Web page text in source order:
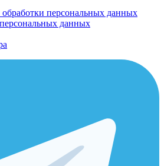
персональных данных
данных